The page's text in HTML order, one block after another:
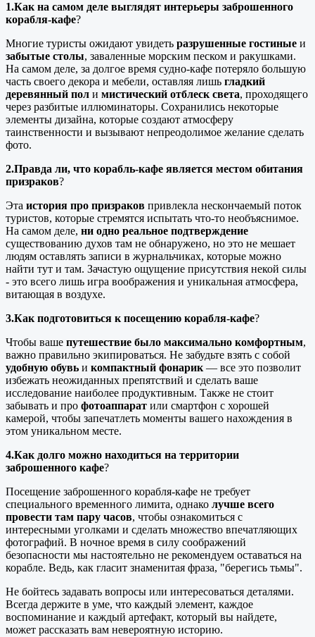
1.Как на самом деле выглядят интерьеры заброшенного
корабля-кафе?
Многие туристы ожидают увидеть разрушенные гостиные и
забытые столы, заваленные морским песком и ракушками.
На самом деле, за долгое время судно-кафе потеряло большую
часть своего декора и мебели, оставляя лишь гладкий
деревянный пол и мистический отблеск света, проходящего
через разбитые иллюминаторы. Сохранились некоторые
элементы дизайна, которые создают атмосферу
таинственности и вызывают непреодолимое желание сделать
фото.
2.Правда ли, что корабль-кафе является местом обитания
призраков?
Эта история про призраков привлекла нескончаемый поток
туристов, которые стремятся испытать что-то необъяснимое.
На самом деле, ни одно реальное подтверждение
существованию духов там не обнаружено, но это не мешает
людям оставлять записи в журнальчиках, которые можно
найти тут и там. Зачастую ощущение присутствия некой силы
- это всего лишь игра воображения и уникальная атмосфера,
витающая в воздухе.
3.Как подготовиться к посещению корабля-кафе?
Чтобы ваше путешествие было максимально комфортным,
важно правильно экипироваться. Не забудьте взять с собой
удобную обувь и компактный фонарик — все это позволит
избежать неожиданных препятствий и сделать ваше
исследование наиболее продуктивным. Также не стоит
забывать и про фотоаппарат или смартфон с хорошей
камерой, чтобы запечатлеть моменты вашего нахождения в
этом уникальном месте.
4.Как долго можно находиться на территории
заброшенного кафе?
Посещение заброшенного корабля-кафе не требует
специального временного лимита, однако лучше всего
провести там пару часов, чтобы ознакомиться с
интересными уголками и сделать множество впечатляющих
фотографий. В ночное время в силу соображений
безопасности мы настоятельно не рекомендуем оставаться на
корабле. Ведь, как гласит знаменитая фраза, "берегись тьмы".
Не бойтесь задавать вопросы или интересоваться деталями.
Всегда держите в уме, что каждый элемент, каждое
воспоминание и каждый артефакт, который вы найдете,
может рассказать вам невероятную историю.